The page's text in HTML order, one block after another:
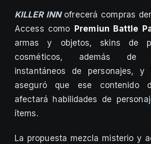
KILLER INN ofrecerá compras
Access como Premiun Battle
armas y objetos, skins de
cosméticos, además de
instantáneos de personajes, y
aseguró que ese contenido
afectará habilidades de
ítems.
La propuesta mezcla misterio y